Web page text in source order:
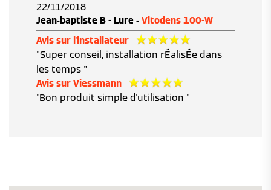
22/11/2018
Jean-baptiste B - Lure - Vitodens 100-W
Avis sur l'installateur
"Super conseil, installation rÉalisÉe dans
les temps "
Avis sur Viessmann
"Bon produit simple d'utilisation "